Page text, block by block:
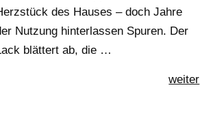
des Hauses – doch Jahre
Nutzung hinterlassen Spuren. Der
blättert ab, die …
weiter